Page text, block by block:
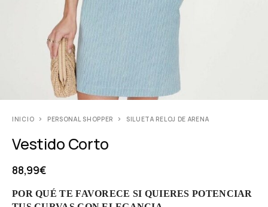
INICIO PERSONAL SHOPPER SILUETA RELOJ DE ARENA
Vestido Corto
88,99€
POR QUÉ TE FAVORECE SI QUIERES POTENCIAR